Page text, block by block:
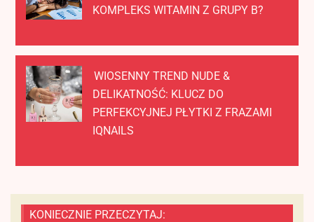
KOMPLEKS WITAMIN Z GRUPY B?
WIOSENNY TREND NUDE &
DELIKATNOŚĆ: KLUCZ DO
PERFEKCYJNEJ PŁYTKI Z FRAZAMI
IQNAILS
KONIECZNIE PRZECZYTAJ: